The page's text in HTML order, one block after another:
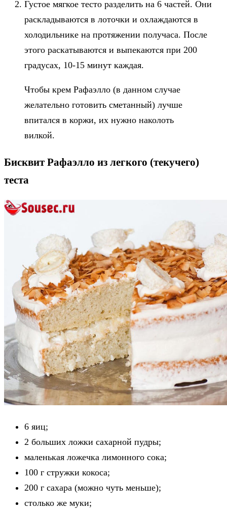
Густое мягкое тесто разделить на 6 частей. Они
раскладываются в лоточки и охлаждаются в
холодильнике на протяжении получаса. После
этого раскатываются и выпекаются при 200
градусах, 10-15 минут каждая.
Чтобы крем Рафаэлло (в данном случае
желательно готовить сметанный) лучше
впитался в коржи, их нужно наколоть
вилкой.
Бисквит Рафаэлло из легкого (текучего)
теста
6 яиц;
2 больших ложки сахарной пудры;
маленькая ложечка лимонного сока;
100 г стружки кокоса;
200 г сахара (можно чуть меньше);
столько же муки;